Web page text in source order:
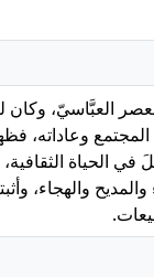
وكان له
وعاداته،
الحياة
والهجاء،